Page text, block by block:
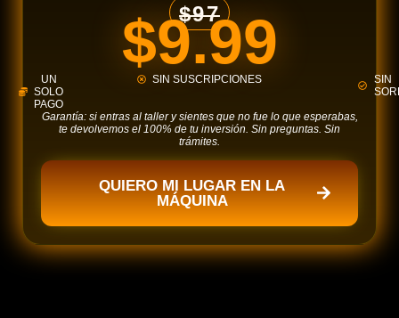
$97
$9.99
UN
SOLO
PAGO
SIN SUSCRIPCIONES
SIN
Garantía: si entras al taller y sientes que no fue lo que esperabas,
te devolvemos el 100% de tu inversión. Sin preguntas. Sin
trámites.
QUIERO MI LUGAR EN LA
MÁQUINA